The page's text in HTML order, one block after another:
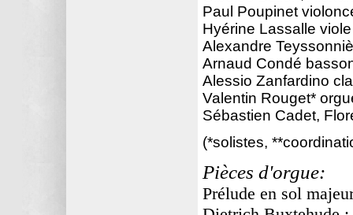
Paul Poupinet
Hyérine Lassalle
Alexandre
Arnaud Condé
Alessio Zanfardino
Valentin Rouget*
Sébastien Cadet,
(*solistes,
Pièces d'orgue:
Prélude en sol